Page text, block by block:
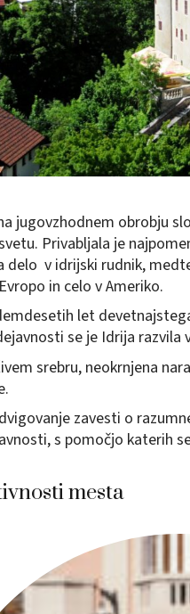
jugovzhodnem obrobju
Privabljala je
delo v idrijski rudnik,
in celo v Ameriko.
let
se je Idrija razvila
srebru, neokrnjena
zavesti o
s pomočjo katerih
mesta